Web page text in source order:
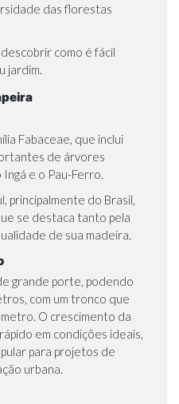
das florestas
como é fácil
jardim.
Fabaceae, que inclui
de árvores
Ingá e o Pau-Ferro.
principalmente do Brasil,
se destaca tanto pela
de sua madeira.
grande porte, podendo
com um tronco que
O crescimento da
em condições ideais,
para projetos de
urbana.